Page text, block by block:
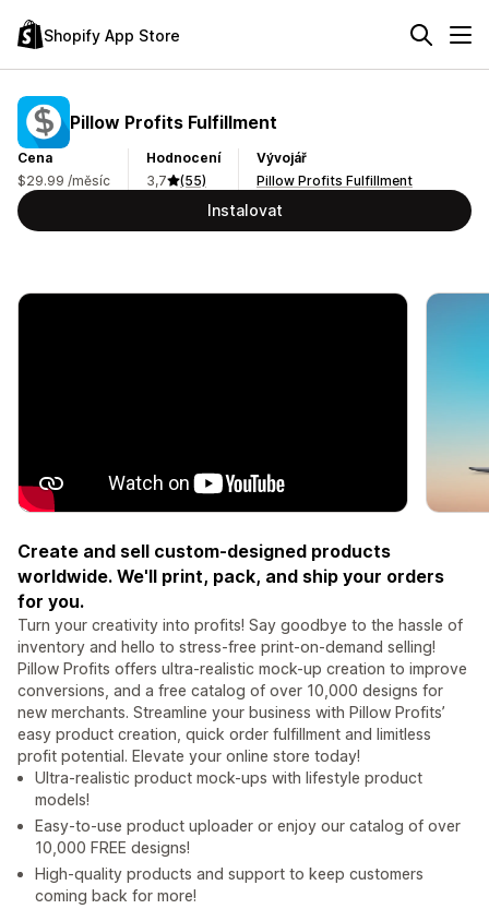
Shopify App Store
Pillow Profits Fulfillment
Cena
$29.99 /měsíc
Hodnocení
3,7
(55)
Vývojář
Pillow Profits Fulfillment
Instalovat
Create and sell custom-designed products
worldwide. We'll print, pack, and ship your orders
for you.
Turn your creativity into profits! Say goodbye to the hassle of
inventory and hello to stress-free print-on-demand selling!
Pillow Profits offers ultra-realistic mock-up creation to improve
conversions, and a free catalog of over 10,000 designs for
new merchants. Streamline your business with Pillow Profits’
easy product creation, quick order fulfillment and limitless
profit potential. Elevate your online store today!
Ultra-realistic product mock-ups with lifestyle product
models!
Easy-to-use product uploader or enjoy our catalog of over
10,000 FREE designs!
High-quality products and support to keep customers
coming back for more!